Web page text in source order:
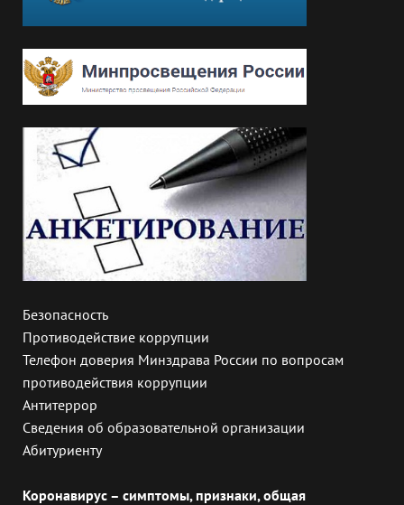
Безопасность
Противодействие коррупции
Телефон доверия Минздрава России по вопросам
противодействия коррупции
Антитеррор
Сведения об образовательной организации
Абитуриенту
Коронавирус – симптомы, признаки, общая